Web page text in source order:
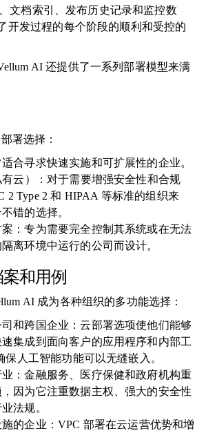
文档索引、发布历史记录和监控数
开发过程的每个阶段的顺利和受控的
AI 还提供了一系列部署模型来满
署选择：
合寻求快速实施和可扩展性的企业。
云）：对于需要增强安全性和合规
2 Type 2 和 HIPAA 等标准的组织来
错的选择。
：专为需要完全控制其系统或在无法
离环境中运行的公司而设计。
和用例
AI 成为各种组织的多功能选择：
和跨国企业：云部署选项使他们能够
集成到面向客户的应用程序和内部工
保人工智能功能可以无缝嵌入。
：金融服务、医疗保健和政府机构重
因为它注重数据主权、强大的安全性
法规。
的企业：VPC 部署在云运营优势和增